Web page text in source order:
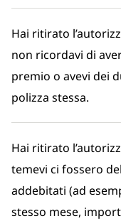
Hai ritirato
non ricordavi di
premio o avevi dei
polizza stessa.
Hai ritirato
temevi ci fossero
addebitati (ad
stesso mese,